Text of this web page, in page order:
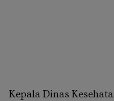
Kepala Dinas